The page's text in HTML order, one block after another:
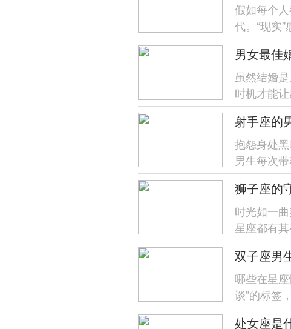
假如每个
代。“现实
可就有一
男女最佳
虽然结婚
时机才能
几岁更幸
射手座的
抱怨身处
男生每次
天时那种
狮子座的
时光如一
星座都有
最具王者
哪些在星座
谈”的标签
展露出害
处女座是